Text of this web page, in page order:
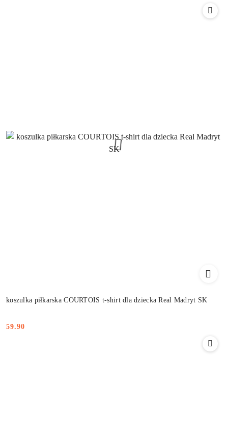
koszulka piłkarska COURTOIS t-shirt dla dziecka Real Madryt SK
Cena:
59.90